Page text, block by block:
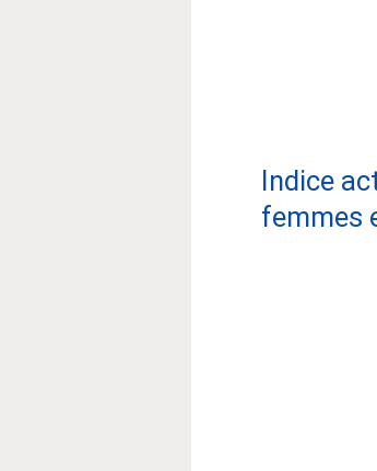
Indice
femmes